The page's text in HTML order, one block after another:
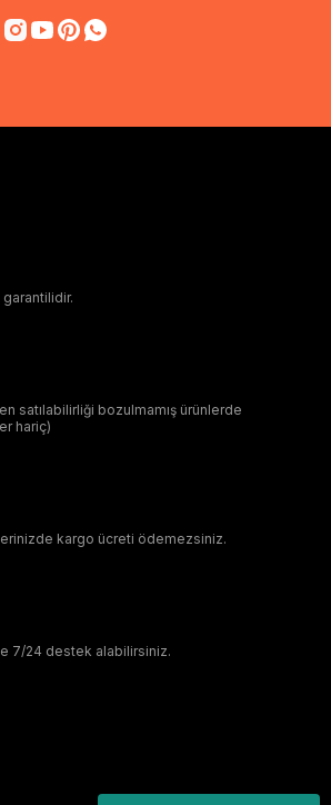
satılabilirliği bozulmamış ürünlerde
hariç)
kargo ücreti ödemezsiniz.
7/24 destek alabilirsiniz.